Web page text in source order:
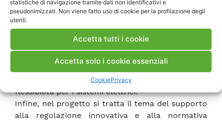
statistiche di navigazione tramite dati non identificativi e
pseudonimizzati. Non viene fatto uso di cookie per la profilazione degli
utenti.
Accetta tutti i cookie
Accetta solo i cookie essenziali
CookiePrivacy
mercato infra-giornaliero in continuo (SIDC).
Sono state svolte anche analisi sulla valutazione
dispacciamento (MSD), in misura massiccia, degli
impianti di trasformazione dell’energia cosiddetti
prossimamente un rilevante apporto di
flessibilità per i sistemi elettrici.
Infine, nel progetto si tratta il tema del supporto
alla regolazione innovativa e alla normativa